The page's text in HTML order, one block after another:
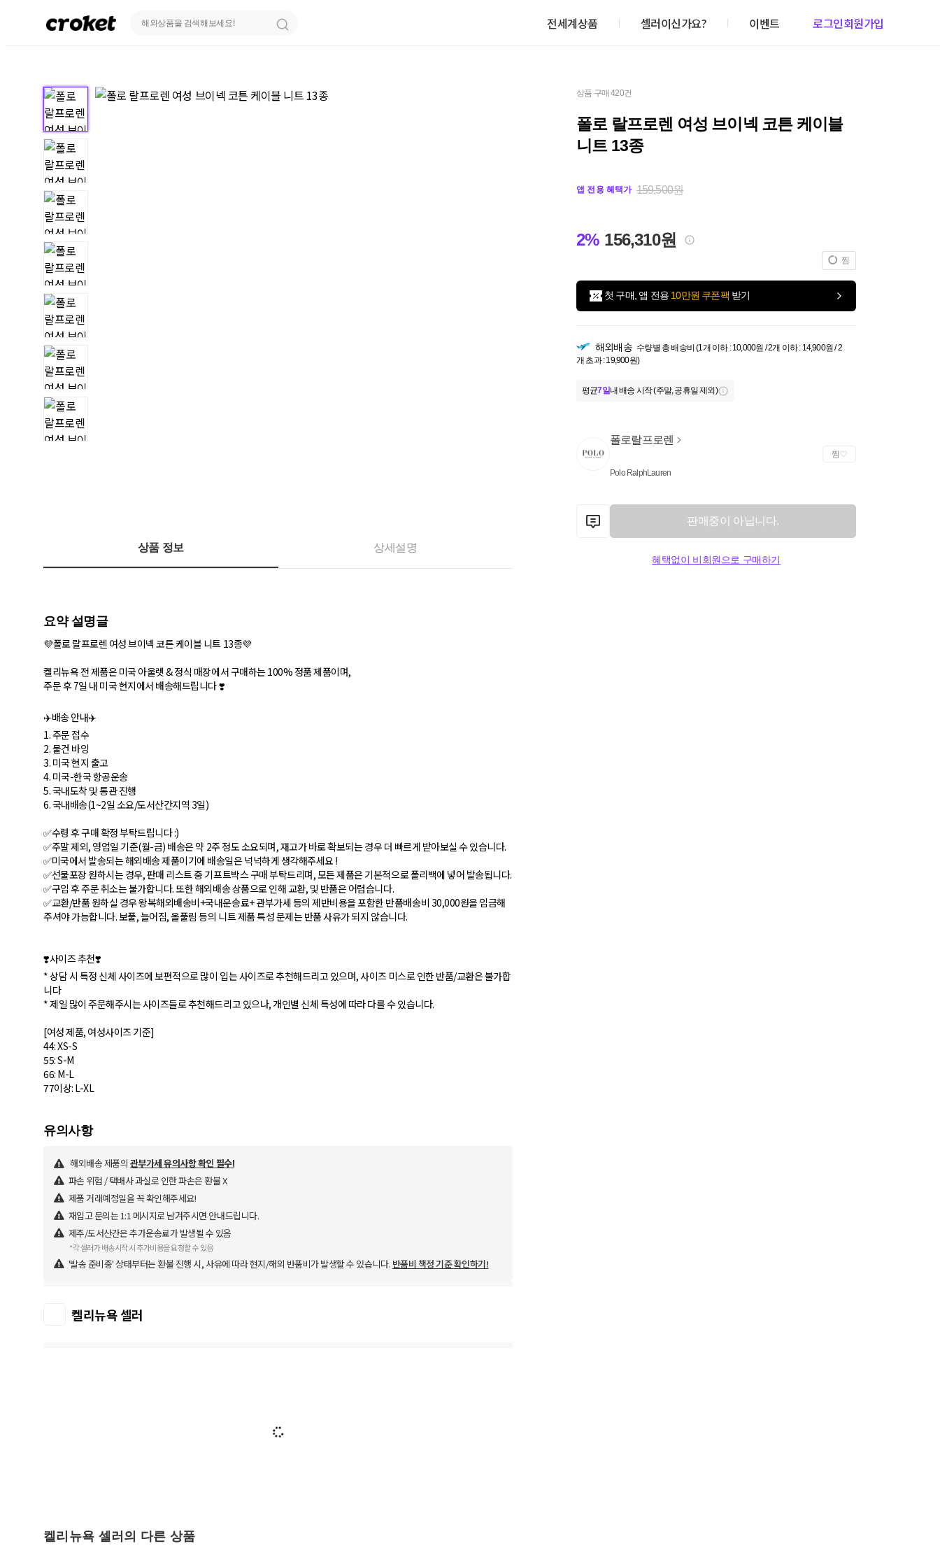
전세계상품 셀러이신가요? 이벤트 로그인회원가입
상품 구매 420건
폴로 랄프로렌 여성 브이넥 코튼 케이블
니트 13종
앱 전용 혜택가 159,500원
2% 156,310원
찜
첫 구매, 앱 전용 10만원 쿠폰팩 받기
해외배송 수량별 총 배송비 (1개 이하 : 10,000원 / 2개 이하 : 14,900원 / 2
개 초과 : 19,900원)
평균7일내 배송 시작 (주말, 공휴일 제외)
폴로랄프로렌
Polo RalphLauren
찜
판매중이 아닙니다.
혜택없이 비회원으로 구매하기
상품 정보 상세설명
요약 설명글
💜폴로 랄프로렌 여성 브이넥 코튼 케이블 니트 13종💜
켈리뉴욕 전 제품은 미국 아울렛 & 정식 매장에서 구매하는 100% 정품 제품이며,
주문 후 7일 내 미국 현지에서 배송해드립니다 ❣️
✈️배송 안내✈️
1. 주문 접수
2. 물건 바잉
3. 미국 현지 출고
4. 미국-한국 항공운송
5. 국내도착 및 통관 진행
6. 국내배송(1~2일 소요/도서산간지역 3일)
✅수령 후 구매 확정 부탁드립니다 :)
✅주말 제외, 영업일 기준(월-금) 배송은 약 2주 정도 소요되며, 재고가 바로 확보되는 경우 더 빠르게 받아보실 수 있습니다.
✅미국에서 발송되는 해외배송 제품이기에 배송일은 넉넉하게 생각해주세요 !
✅선물포장 원하시는 경우, 판매 리스트 중 기프트박스 구매 부탁드리며, 모든 제품은 기본적으로 폴리백에 넣어 발송됩니다.
✅구입 후 주문 취소는 불가합니다. 또한 해외배송 상품으로 인해 교환, 및 반품은 어렵습니다.
✅교환/반품 원하실 경우 왕복해외배송비+국내운송료+ 관부가세 등의 제반비용을 포함한 반품배송비 30,000원을 입금해
주셔야 가능합니다. 보풀, 늘어짐, 올풀림 등의 니트 제품 특성 문제는 반품 사유가 되지 않습니다.
❣️사이즈 추천❣️
* 상담 시 특정 신체 사이즈에 보편적으로 많이 입는 사이즈로 추천해드리고 있으며, 사이즈 미스로 인한 반품/교환은 불가합
니다
* 제일 많이 주문해주시는 사이즈들로 추천해드리고 있으나, 개인별 신체 특성에 따라 다를 수 있습니다.
[여성 제품, 여성사이즈 기준]
44: XS-S
55: S-M
66: M-L
77이상: L-XL
유의사항
해외배송 제품의 관부가세 유의사항 확인 필수!
파손 위험 / 택배사 과실로 인한 파손은 환불 X
제품 거래예정일을 꼭 확인해주세요!
재입고 문의는 1:1 메시지로 남겨주시면 안내드립니다.
제주/도서산간은 추가운송료가 발생될 수 있음
*각 셀러가 배송시작 시 추가비용을 요청할 수 있음
'발송 준비중' 상태부터는 환불 진행 시, 사유에 따라 현지/해외 반품비가 발생할 수 있습니다. 반품비 책정 기준 확인하기!
켈리뉴욕 셀러
켈리뉴욕 셀러의 다른 상품